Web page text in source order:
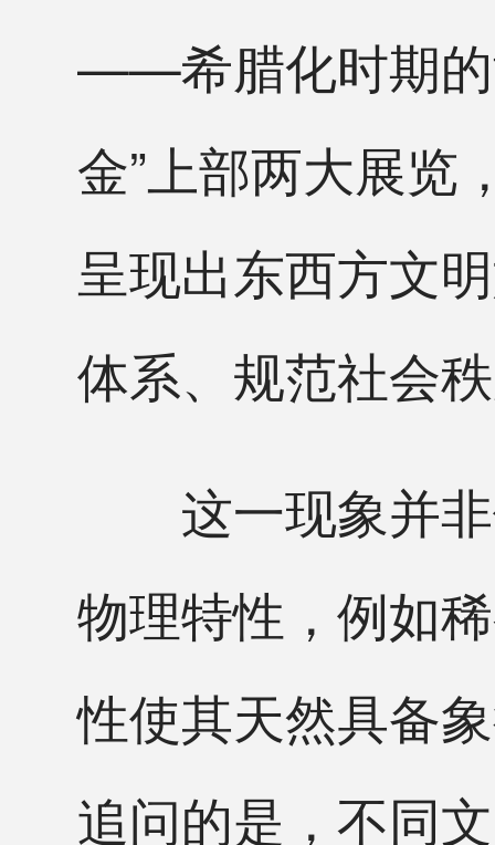
——希腊化时期的
金”上部两大展览
呈现出东西方文
体系、规范社会
这一现象并非
物理特性，例如
性使其天然具备
追问的是，不同